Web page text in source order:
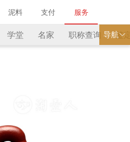
导航
学堂 名家 职称查询 鉴
泥料 支付 服务